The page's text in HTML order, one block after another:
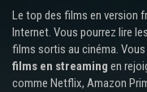
Le top des films en version
Internet. Vous pourrez lire
films sortis au cinéma.
films en streaming en
comme Netflix, Amazon